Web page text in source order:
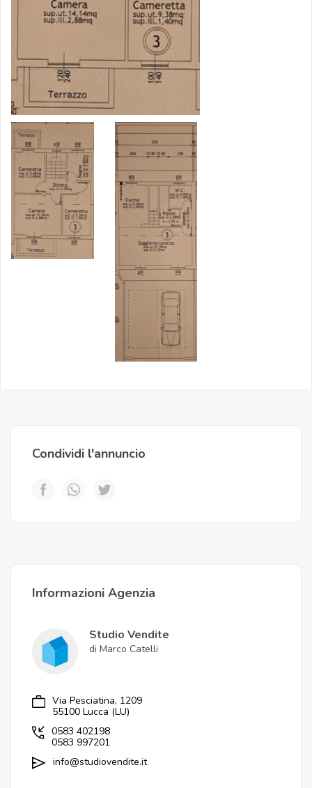
Condividi l'annuncio
Informazioni Agenzia
Studio Vendite
di Marco Catelli
Via Pesciatina, 1209
55100 Lucca (LU)
0583 402198
0583 997201
info@studiovendite.it